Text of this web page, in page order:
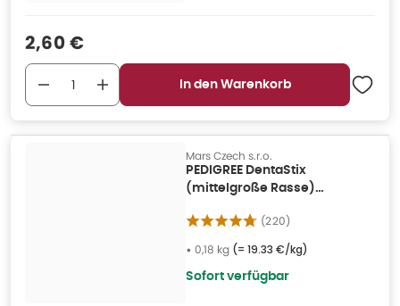
Verkaufspreis
2,60 €
In den Warenkorb
Mars Czech s.r.o.
PEDIGREE DentaStix
(mittelgroße Rasse)
7stck. 0,18 kg
(220)
• 0,18 kg (= 19.33 €/kg)
Sofort verfügbar